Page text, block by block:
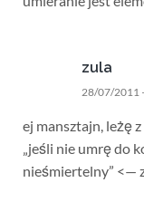
zula
28/07/2011
ej mansztajn, leżę
„jeśli nie umrę do
nieśmiertelny” <—